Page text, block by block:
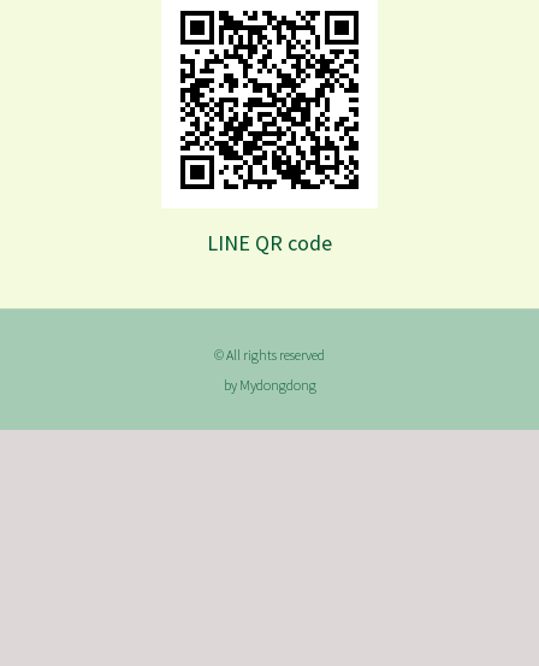
LINE QR code
© All rights reserved
by Mydongdong